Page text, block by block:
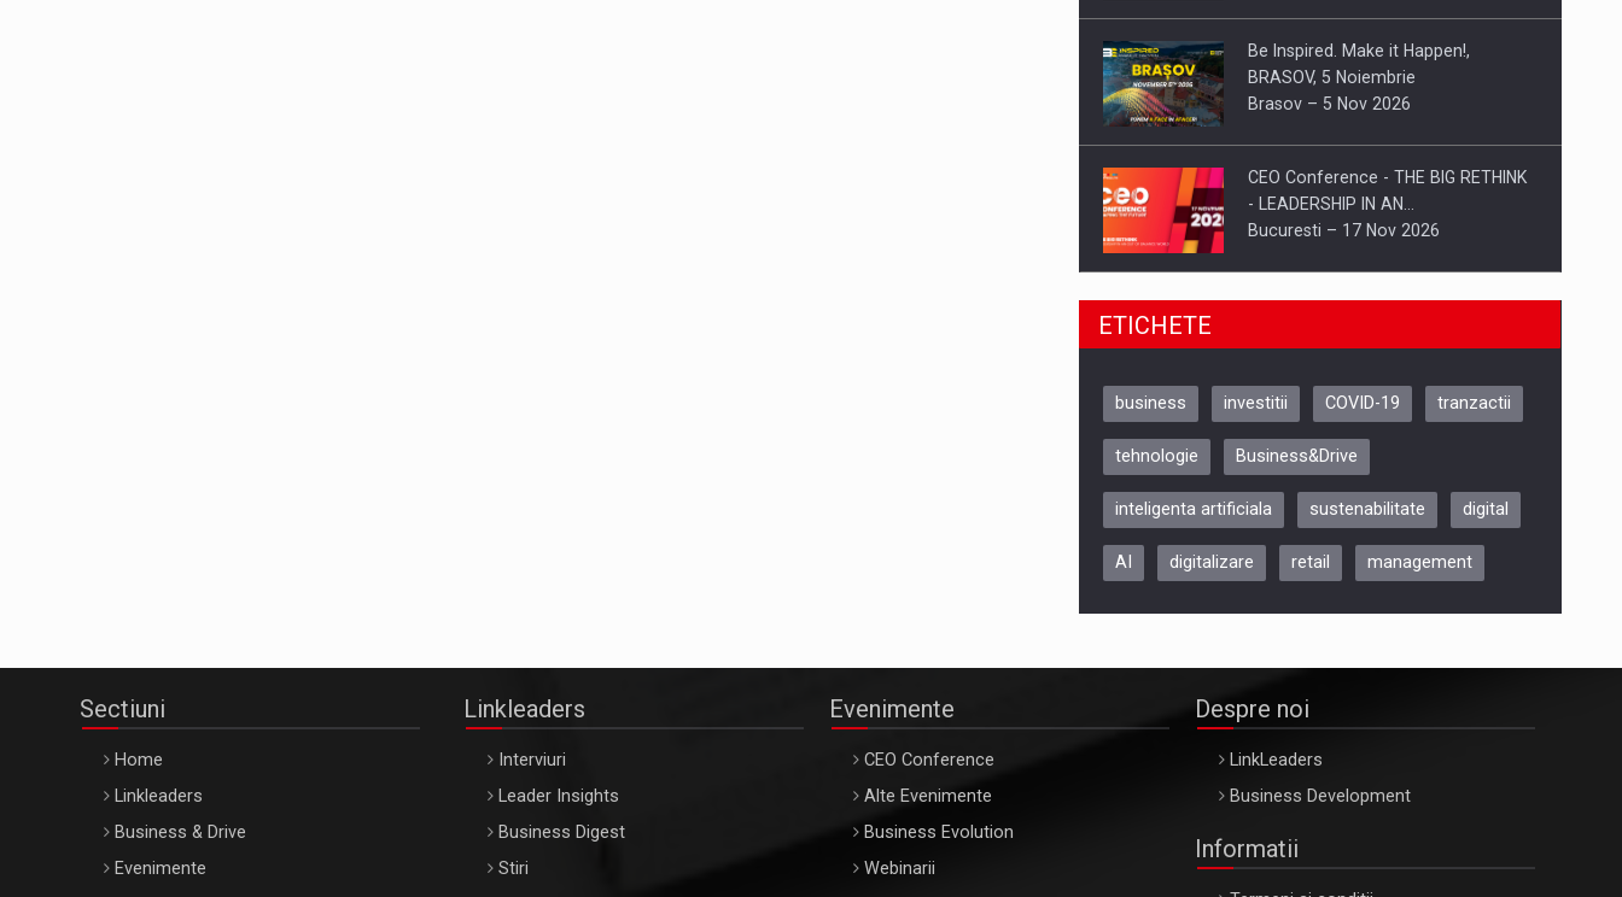
Be Inspired. Make it Happen!,
BRASOV, 5 Noiembrie
Brasov – 5 Nov 2026
CEO Conference - THE BIG RETHINK
- LEADERSHIP IN AN…
Bucuresti – 17 Nov 2026
Be Inspired. Make it Happen!, CLUJ, 9
ARTEMIS LETO, ORADEA, 8
Oradea – 8 Oct 2026
ETICHETE
business investitii COVID-19 tranzactii
tehnologie Business&Drive
inteligenta artificiala sustenabilitate digital
AI digitalizare retail management
Sectiuni
Home
Linkleaders
Business & Drive
Evenimente
Linkleaders
Interviuri
Leader Insights
Business Digest
Stiri
Evenimente
CEO Conference
Alte Evenimente
Business Evolution
Webinarii
Despre noi
LinkLeaders
Business Development
Informatii